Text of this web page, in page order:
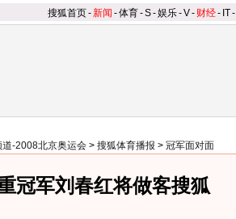
搜狐首页-新闻 -体育-S-娱乐-V- 财经- IT-
道-2008北京奥运会 > 搜狐体育播报 > 冠军面对面
冠军刘春红将做客搜狐